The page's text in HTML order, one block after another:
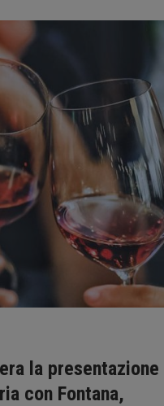
la presentazione
con Fontana,